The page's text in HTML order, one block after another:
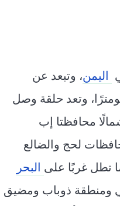
اليمن، وتبعد عن
صنعاء حوالي 256 كيلومترًا، وتعد حلقة وصل
محافظتا إب
لحج والضالع
تطل غربًا على البحر
ومنطقة ذوباب ومضيق